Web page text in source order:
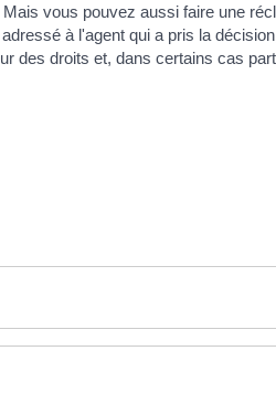
vous pouvez aussi faire une
à l'agent qui a pris la
des droits et, dans certains cas